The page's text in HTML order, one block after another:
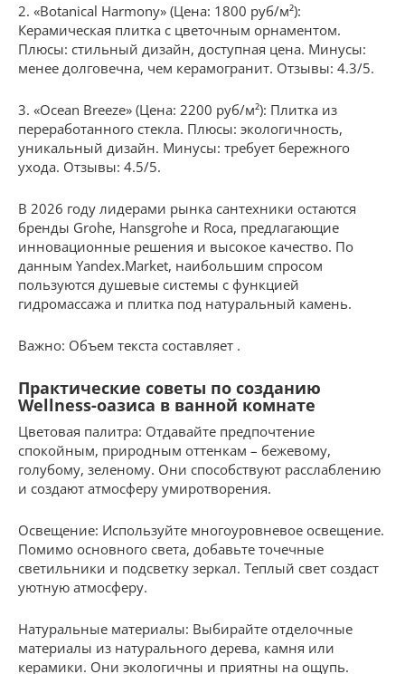
2. «Botanical Harmony» (Цена: 1800 руб/м²):
Керамическая плитка с цветочным орнаментом.
Плюсы: стильный дизайн, доступная цена. Минусы:
менее долговечна, чем керамогранит. Отзывы: 4.3/5.
3. «Ocean Breeze» (Цена: 2200 руб/м²): Плитка из
переработанного стекла. Плюсы: экологичность,
уникальный дизайн. Минусы: требует бережного
ухода. Отзывы: 4.5/5.
В 2026 году лидерами рынка сантехники остаются
бренды Grohe, Hansgrohe и Roca, предлагающие
инновационные решения и высокое качество. По
данным Yandex.Market, наибольшим спросом
пользуются душевые системы с функцией
гидромассажа и плитка под натуральный камень.
Важно: Объем текста составляет .
Практические советы по созданию
Wellness-оазиса в ванной комнате
Цветовая палитра: Отдавайте предпочтение
спокойным, природным оттенкам – бежевому,
голубому, зеленому. Они способствуют расслаблению
и создают атмосферу умиротворения.
Освещение: Используйте многоуровневое освещение.
Помимо основного света, добавьте точечные
светильники и подсветку зеркал. Теплый свет создаст
уютную атмосферу.
Натуральные материалы: Выбирайте отделочные
материалы из натурального дерева, камня или
керамики. Они экологичны и приятны на ощупь.